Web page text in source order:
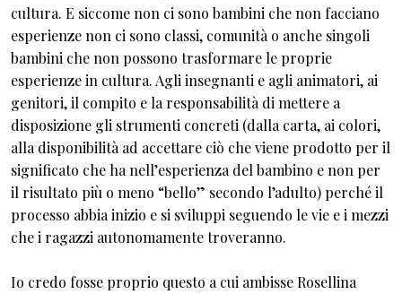
cultura. E siccome non ci sono bambini che non facciano
esperienze non ci sono classi, comunità o anche singoli
bambini che non possono trasformare le proprie
esperienze in cultura. Agli insegnanti e agli animatori, ai
genitori, il compito e la responsabilità di mettere a
disposizione gli strumenti concreti (dalla carta, ai colori,
alla disponibilità ad accettare ciò che viene prodotto per il
significato che ha nell’esperienza del bambino e non per
il risultato più o meno “bello” secondo l’adulto) perché il
processo abbia inizio e si sviluppi seguendo le vie e i mezzi
che i ragazzi autonomamente troveranno.
Io credo fosse proprio questo a cui ambisse Rosellina